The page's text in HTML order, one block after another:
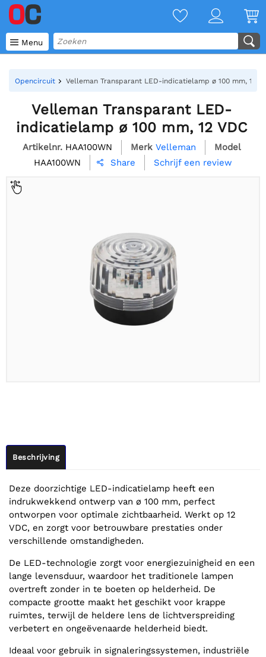
 Menu
Opencircuit Velleman Transparant LED-indicatielamp ø 100 mm, 12
Velleman Transparant LED-
indicatielamp ø 100 mm, 12 VDC
Artikelnr. HAA100WN Merk Velleman
Model
HAA100WN
 Share Schrijf een review
Beschrijving
Deze doorzichtige LED-indicatielamp heeft een
indrukwekkend ontwerp van ø 100 mm, perfect
ontworpen voor optimale zichtbaarheid. Werkt op 12
VDC, en zorgt voor betrouwbare prestaties onder
verschillende omstandigheden.
De LED-technologie zorgt voor energiezuinigheid en een
lange levensduur, waardoor het traditionele lampen
overtreft zonder in te boeten op helderheid. De
compacte grootte maakt het geschikt voor krappe
ruimtes, terwijl de heldere lens de lichtverspreiding
verbetert en ongeëvenaarde helderheid biedt.
Ideaal voor gebruik in signaleringssystemen, industriële